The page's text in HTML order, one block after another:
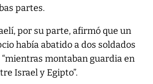
partes.
por su parte, afirmó que un
había abatido a dos soldados
montaban guardia en
Israel y Egipto”.